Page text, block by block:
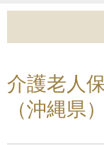
介護老人
（沖縄県）